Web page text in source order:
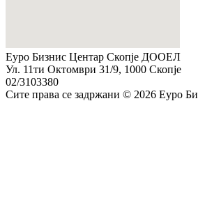
Еуро Бизнис Центар Скопје ДООЕЛ
Ул. 11ти Октомври 31/9, 1000 Скопје
02/3103380
Сите права се задржани © 2026 Еуро